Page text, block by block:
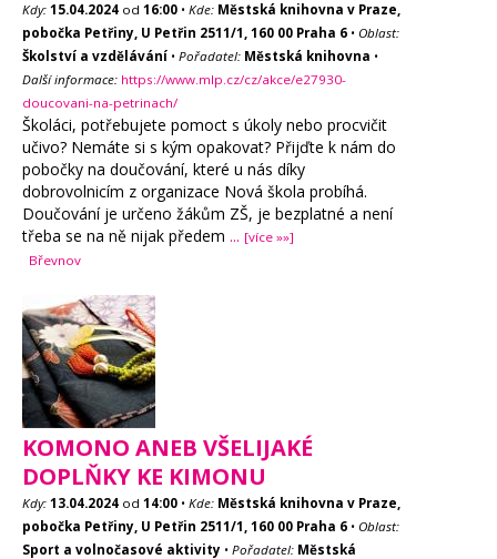
Kdy: 15.04.2024 od 16:00 • Kde: Městská knihovna v Praze,
pobočka Petřiny, U Petřin 2511/1, 160 00 Praha 6 • Oblast:
Školství a vzdělávání • Pořadatel: Městská knihovna •
Další informace: https://www.mlp.cz/cz/akce/e27930-
doucovani-na-petrinach/
Školáci, potřebujete pomoct s úkoly nebo procvičit
učivo? Nemáte si s kým opakovat? Přijďte k nám do
pobočky na doučování, které u nás díky
dobrovolnicím z organizace Nová škola probíhá.
Doučování je určeno žákům ZŠ, je bezplatné a není
třeba se na ně nijak předem ... [více »»]
Břevnov
KOMONO ANEB VŠELIJAKÉ
DOPLŇKY KE KIMONU
Kdy: 13.04.2024 od 14:00 • Kde: Městská knihovna v Praze,
pobočka Petřiny, U Petřin 2511/1, 160 00 Praha 6 • Oblast:
Sport a volnočasové aktivity • Pořadatel: Městská